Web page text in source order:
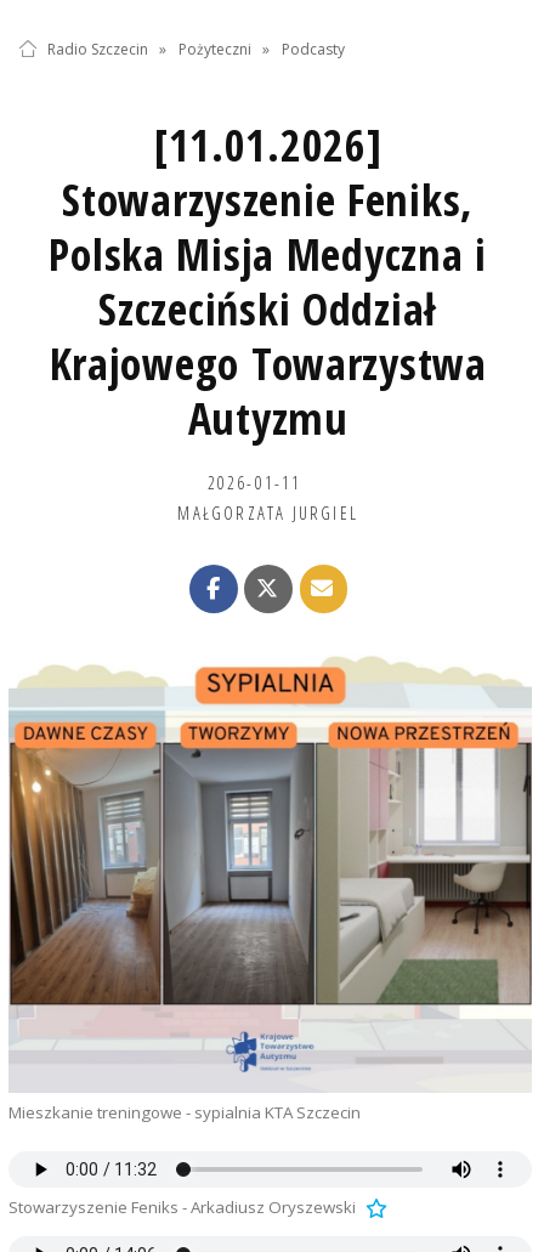
Radio Szczecin » Pożyteczni » Podcasty
[11.01.2026]
Stowarzyszenie Feniks,
Polska Misja Medyczna i
Szczeciński Oddział
Krajowego Towarzystwa
Autyzmu
2026-01-11
MAŁGORZATA JURGIEL
Mieszkanie treningowe - sypialnia KTA Szczecin
Stowarzyszenie Feniks - Arkadiusz Oryszewski